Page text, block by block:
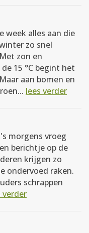
week alles aan die
zo snel
zon en
15 °C begint het
aan bomen en
lees verder
morgens vroeg
berichtje op de
krijgen zo
ondervoed raken.
schrappen
verder